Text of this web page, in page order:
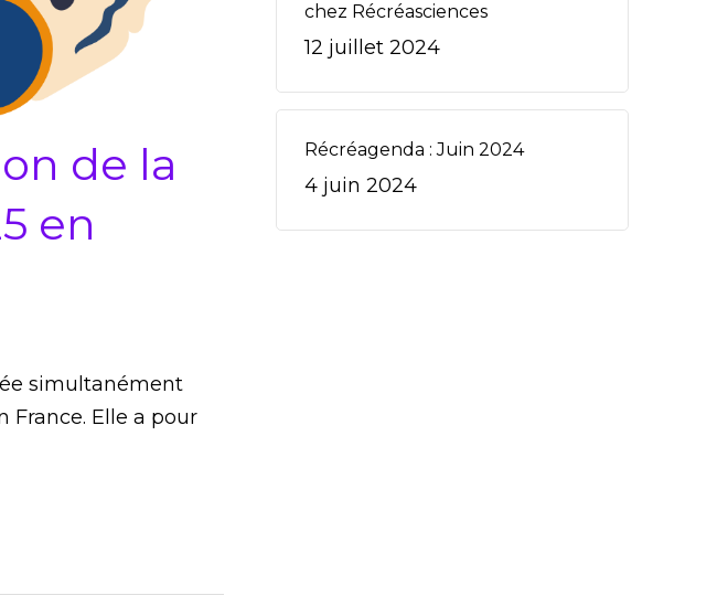
de la
en
simultanément
France. Elle a pour
chez Récréasciences
12 juillet 2024
Récréagenda : Juin 2024
4 juin 2024